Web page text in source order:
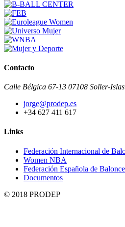
Contacto
Calle Bélgica 67-13 07108 Soller-
jorge@prodep.es
+34 627 411 617
Links
Federación Internacional de
Women NBA
Federación Española de
Documentos
© 2018 PRODEP